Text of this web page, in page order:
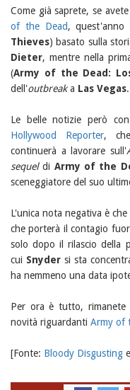
Come già saprete, se
of the Dead, quest'anno
Thieves) basato sulla
Dieter, mentre nella
(Army of the Dead:
dell'outbreaka Las Vegas.
Le belle notizie però
Hollywood Reporter,
continuerà a lavorare sull'
sequeldi Army of the
sceneggiatore del suo
L'unica nota negativa è
che porterà il contagio
solo dopo il rilascio della
cui Snyder si sta
ha nemmeno una data
Per ora è tutto, rimanete
novità riguardanti Army of
[Fonte: Bloody Disgusting e